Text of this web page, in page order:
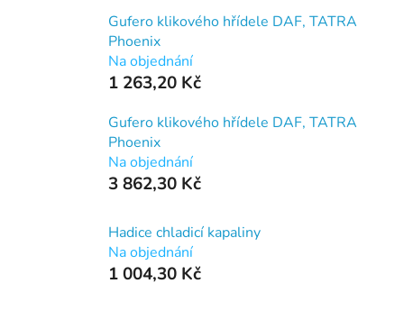
Gufero klikového hřídele DAF, TATRA
Phoenix
Na objednání
1 263,20 Kč
Gufero klikového hřídele DAF, TATRA
Phoenix
Na objednání
3 862,30 Kč
Hadice chladicí kapaliny
Na objednání
1 004,30 Kč